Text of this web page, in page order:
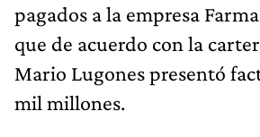
pagados a la empresa
que de acuerdo con la
Mario Lugones presentó
mil millones.